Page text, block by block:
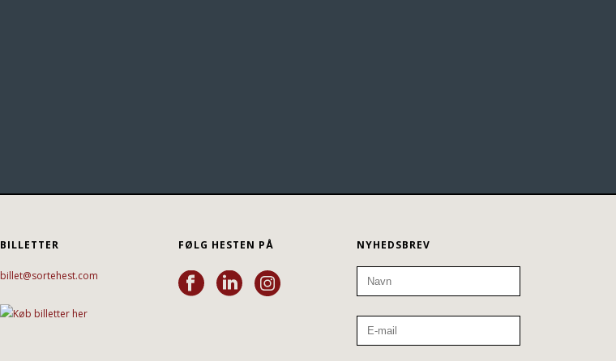
BILLETTER
billet@sortehest.com
FØLG HESTEN PÅ NYHEDSBREV